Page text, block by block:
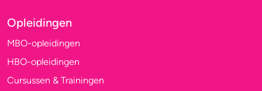
Opleidingen
MBO-opleidingen
HBO-opleidingen
Cursussen & Trainingen